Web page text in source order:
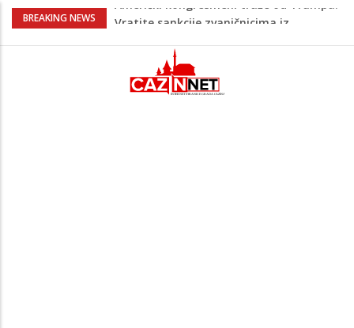
BREAKING NEWS
Lana Pudar predvodi BiH na EP: Pariz
Zašto nekim ljudima treba više sna nego
drugima: Razlozi bi vas mogli iznenaditi
Barbarez o igračima iz dijaspore: Da su